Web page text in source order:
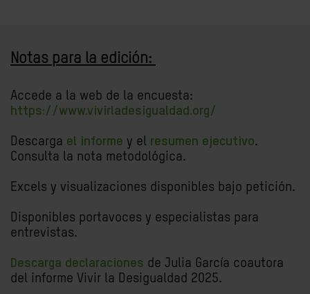
Notas para la edición:
Accede a la web de la encuesta:
https://www.vivirladesigualdad.org/
Descarga el informe y el resumen ejecutivo.
Consulta la nota metodológica.
Excels y visualizaciones disponibles bajo petición.
Disponibles portavoces y especialistas para
entrevistas.
Descarga declaraciones de Julia García coautora
del informe Vivir la Desigualdad 2025.